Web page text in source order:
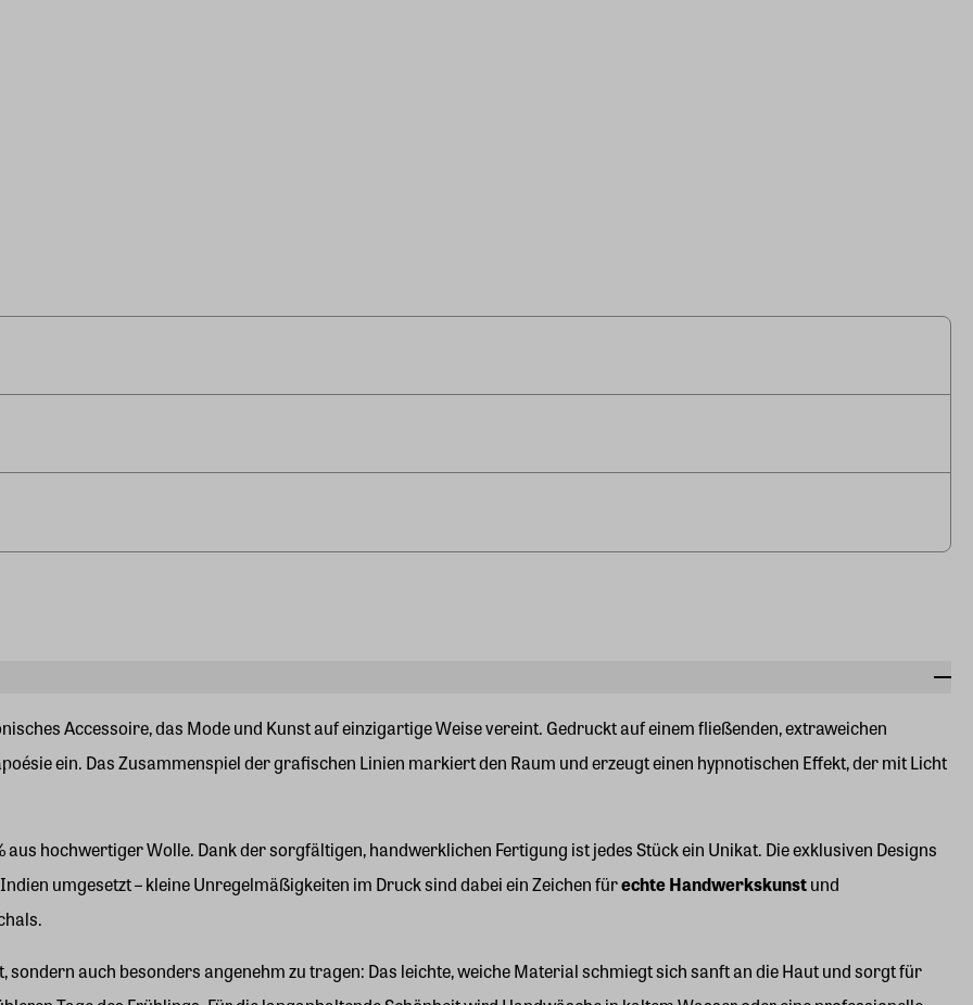
Accessoire, das Mode und Kunst auf einzigartige Weise vereint. Gedruckt auf einem fließenden, extraweichen
ein. Das Zusammenspiel der grafischen Linien markiert den Raum und erzeugt einen hypnotischen Effekt, der mit Licht
aus hochwertiger Wolle. Dank der sorgfältigen, handwerklichen Fertigung ist jedes Stück ein Unikat. Die exklusiven Designs
umgesetzt – kleine Unregelmäßigkeiten im Druck sind dabei ein Zeichen fürechte Handwerkskunstund
auch besonders angenehm zu tragen: Das leichte, weiche Material schmiegt sich sanft an die Haut und sorgt für